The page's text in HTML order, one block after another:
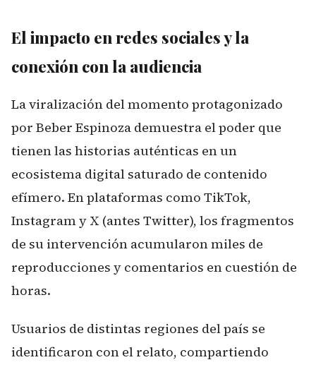
El impacto en redes sociales y la
conexión con la audiencia
La viralización del momento protagonizado
por Beber Espinoza demuestra el poder que
tienen las historias auténticas en un
ecosistema digital saturado de contenido
efímero. En plataformas como TikTok,
Instagram y X (antes Twitter), los fragmentos
de su intervención acumularon miles de
reproducciones y comentarios en cuestión de
horas.
Usuarios de distintas regiones del país se
identificaron con el relato, compartiendo